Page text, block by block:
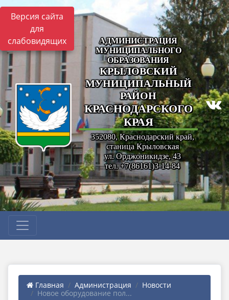
Версия сайта
для
слабовидящих
АДМИНИСТРАЦИЯ
МУНИЦИПАЛЬНОГО
ОБРАЗОВАНИЯ
КРЫЛОВСКИЙ
МУНИЦИПАЛЬНЫЙ
РАЙОН
КРАСНОДАРСКОГО
КРАЯ
352080, Краснодарский край,
станица Крыловская
ул. Орджоникидзе, 43
тел. +7(86161)3-14-84
Главная Администрация
Новости
Новое оборудование пол...